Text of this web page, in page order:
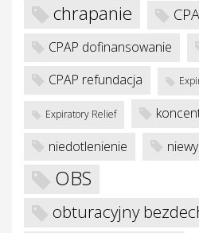
chrapanie
CPAP dofinansowanie
CPAP refundacja
Expiratory Relief
niedotlenienie
OBS
obturacyjny